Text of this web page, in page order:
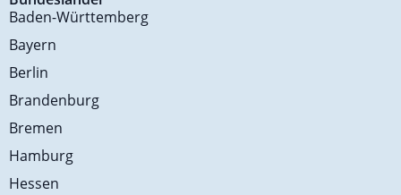
Baden-Württemberg
Bayern
Berlin
Brandenburg
Bremen
Hamburg
Hessen